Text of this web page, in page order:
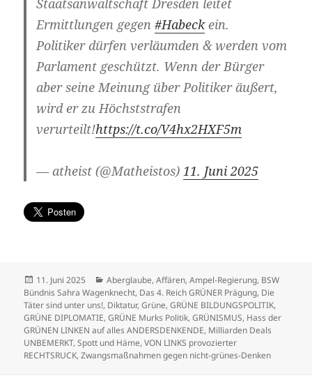
Ermittlungen gegen#Habeckein.
Politiker dürfen verläumden & werden vom
Parlament geschützt. Wenn der Bürger
aber seine Meinung über Politiker äußert,
wird er zu Höchststrafen
verurteilt!https://t.co/V4hx2HXF5m
— atheist (@Matheistos) 11. Juni 2025
Veröffentlicht
am
11. Juni 2025 Kategorien
Aberglaube,Affären,Ampel-Regierung, BSW
Bündnis Sahra Wagenknecht, Das 4. Reich GRÜNER Prägung, Die
Täter sind unter uns!, Diktatur,Grüne,GRÜNE BILDUNGSPOLITIK,
GRÜNE DIPLOMATIE,GRÜNE Murks Politik,GRÜNISMUS, Hass der
GRÜNEN LINKEN auf alles ANDERSDENKENDE, Milliarden Deals
UNBEMERKT,Spott und Häme,VON LINKS provozierter
RECHTSRUCK,Zwangsmaßnahmen gegen nicht-grünes-Denken